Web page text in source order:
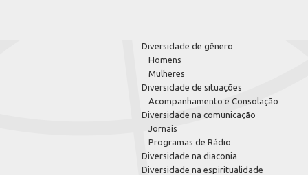
Diversidade de gênero
Homens
Mulheres
Diversidade de situações
Acompanhamento e Consolação
Diversidade na comunicação
Jornais
Programas de Rádio
Diversidade na diaconia
Diversidade na espiritualidade